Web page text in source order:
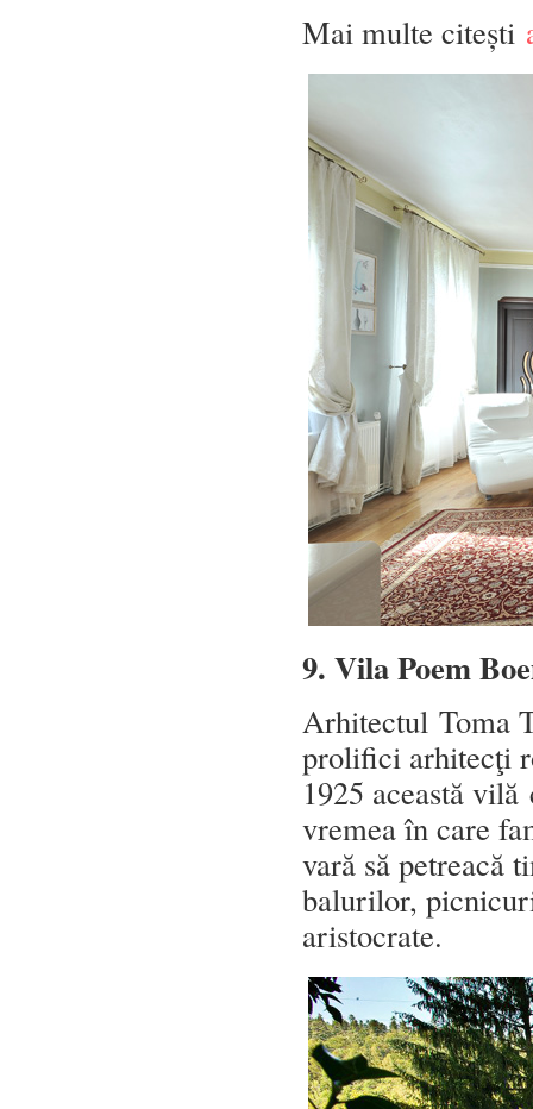
Mai multe citești
9. Vila Poem
Arhitectul Toma
prolifici arhitecţi
1925 această
vremea în care
vară să petreacă
balurilor,
aristocrate.